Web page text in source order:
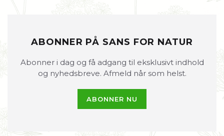
ABONNER PÅ SANS FOR NATUR
Abonner i dag og få adgang til eksklusivt indhold
og nyhedsbreve. Afmeld når som helst.
ABONNER NU